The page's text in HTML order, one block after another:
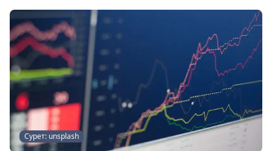
Сурет: unsplash